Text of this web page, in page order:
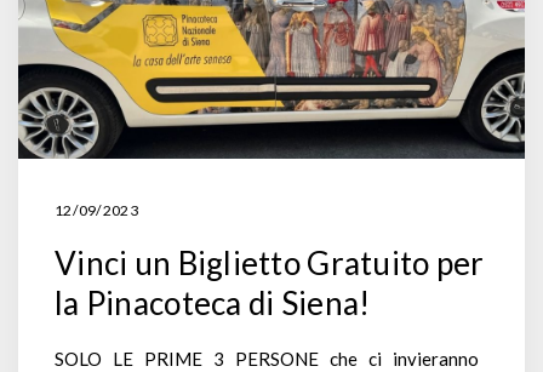
12/09/2023
Vinci un Biglietto Gratuito per
la Pinacoteca di Siena!
SOLO LE PRIME 3 PERSONE che ci invieranno